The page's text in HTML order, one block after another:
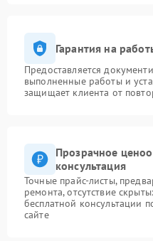
Гарантия на
Предоставляется
выполненные работы и
защищает клиента от
Прозрачное
консультация
Точные прайс-листы,
ремонта, отсутствие
бесплатной консультации
сайте